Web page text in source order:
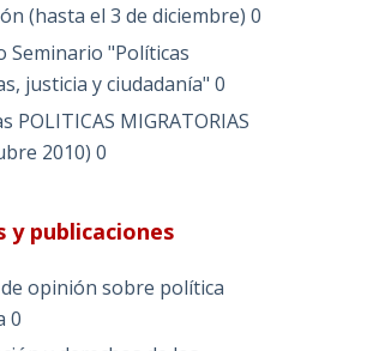
(hasta el 3 de diciembre) 0
Seminario "Políticas
justicia y ciudadanía" 0
POLITICAS MIGRATORIAS
2010) 0
y publicaciones
opinión sobre política
0